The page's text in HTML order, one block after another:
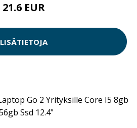
21.6 EUR
LISÄTIETOJA